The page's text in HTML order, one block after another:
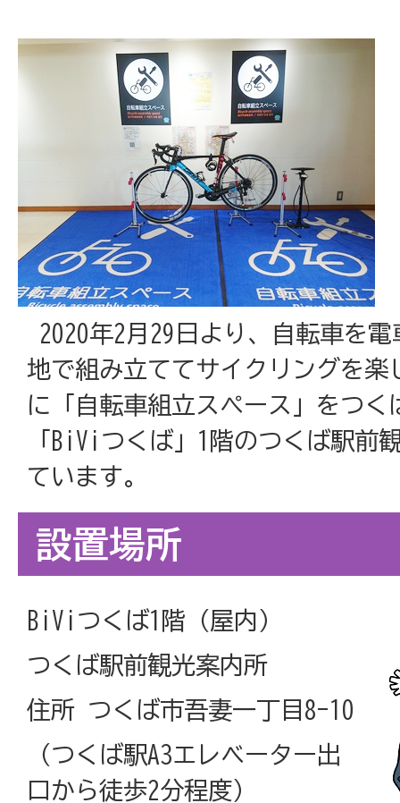
2020年2月29日より、自転車を
地で組み立ててサイクリングを楽
に「自転車組立スペース」をつく
「BiViつくば」1階のつくば駅前
ています。
設置場所
BiViつくば1階（屋内）
つくば駅前観光案内所
住所 つくば市吾妻一丁目8-10
（つくば駅A3エレベーター出
口から徒歩2分程度）